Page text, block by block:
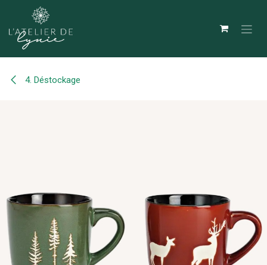
Se rendre au contenu
4. Déstockage